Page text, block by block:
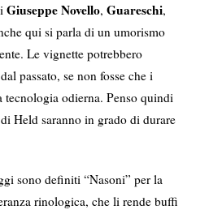
Giuseppe Novello, Guareschi,
qui si parla di un umorismo
Le vignette potrebbero
passato, se non fosse che i
tecnologia odierna. Penso quindi
Held saranno in grado di durare
sono definiti “Nasoni” per la
rinologica, che li rende buffi